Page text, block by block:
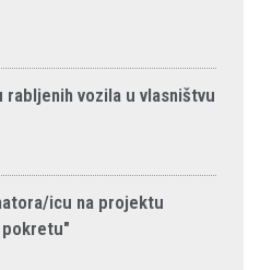
vozila u vlasništvu
icu na projektu